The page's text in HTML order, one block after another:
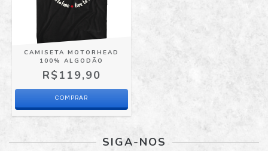
CAMISETA MOTORHEAD
100% ALGODÃO
R$119,90
COMPRAR
SIGA-NOS